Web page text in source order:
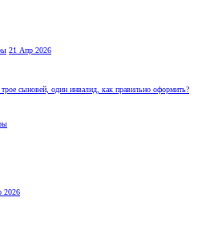
21 Апр 2026
сыновей, один инвалид, как правильно оформить?
2026